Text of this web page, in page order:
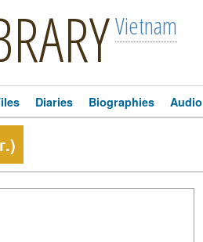
Vietnam
Diaries Biographies Audio